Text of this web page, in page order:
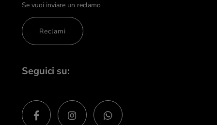
Se vuoi inviare un reclamo
Reclami
Seguici su: